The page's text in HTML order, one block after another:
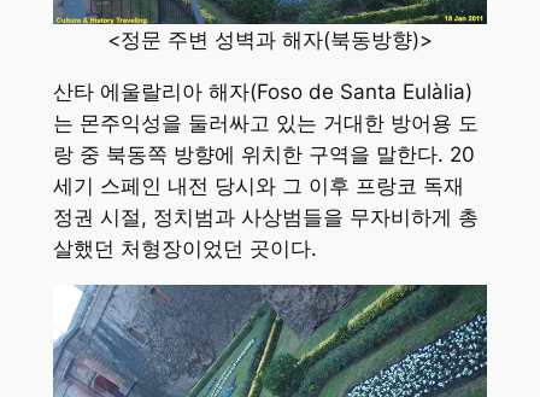
<정문 주변 성벽과 해자(북동방향)>
산타 에울랄리아 해자(Foso de Santa Eulàlia)
는 몬주익성을 둘러싸고 있는 거대한 방어용 도
랑 중 북동쪽 방향에 위치한 구역을 말한다. 20
세기 스페인 내전 당시와 그 이후 프랑코 독재
정권 시절, 정치범과 사상범들을 무자비하게 총
살했던 처형장이었던 곳이다.